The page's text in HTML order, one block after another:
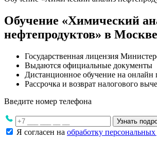
Обучение «Химический
нефтепродуктов» в Москве
Государственная лицензия
Выдаются официальные документы
Дистанционное обучение на онлайн
Рассрочка и возврат налогового
Введите номер телефона
Узнать
Я согласен на обработку